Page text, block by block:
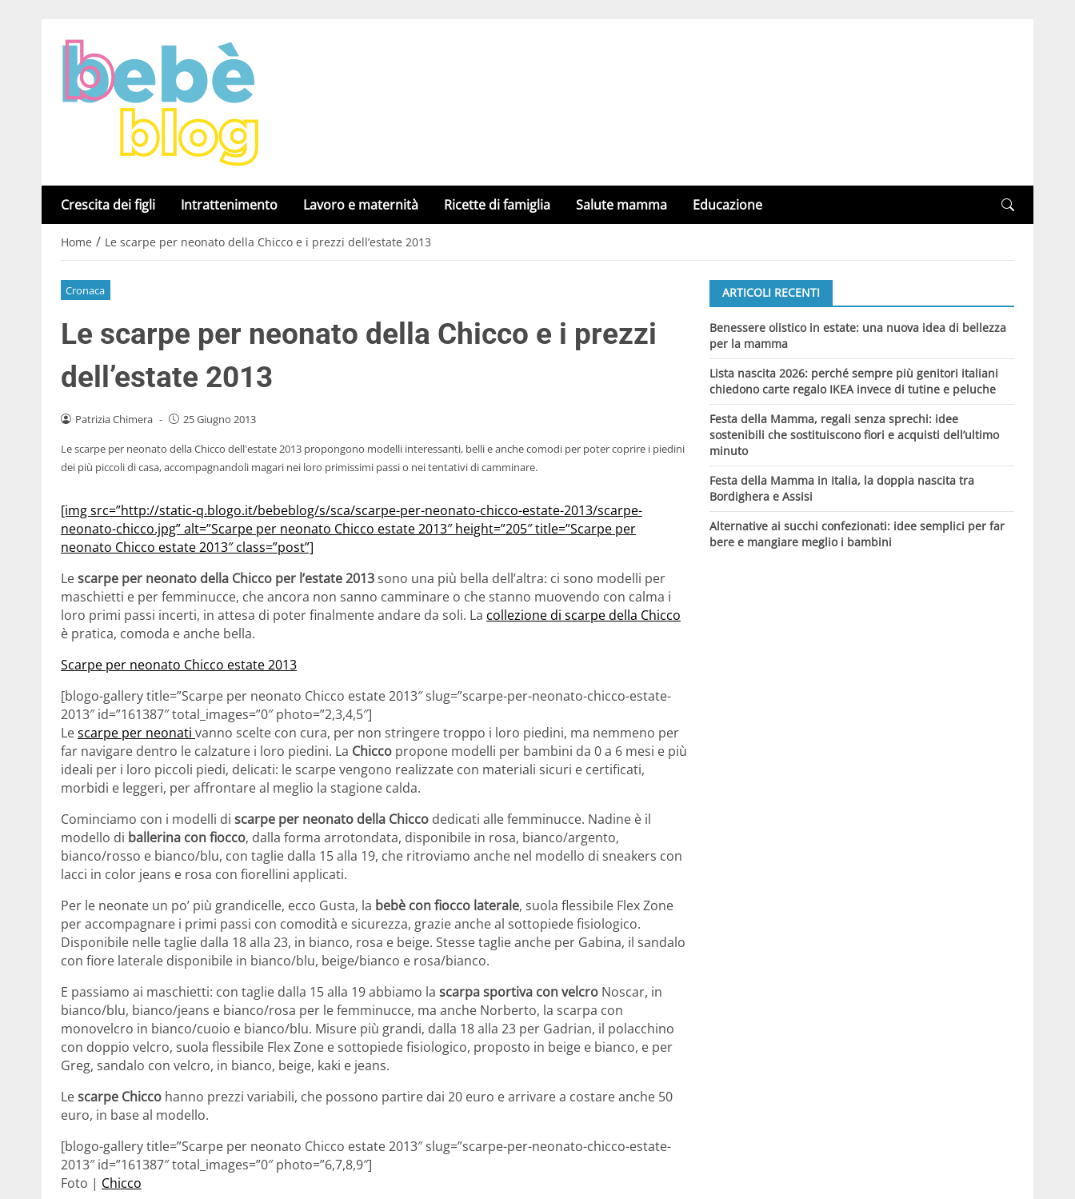
Crescita dei figli Intrattenimento Lavoro e maternità Ricette di famiglia Salute mamma Educazione
Home / Le scarpe per neonato della Chicco e i prezzi dell’estate 2013
Cronaca
Le scarpe per neonato della Chicco e i prezzi
dell’estate 2013
Patrizia Chimera - 25 Giugno 2013
Le scarpe per neonato della Chicco dell'estate 2013 propongono modelli interessanti, belli e anche comodi per poter coprire i piedini
dei più piccoli di casa, accompagnandoli magari nei loro primissimi passi o nei tentativi di camminare.
[img src=”http://static-q.blogo.it/bebeblog/s/sca/scarpe-per-neonato-chicco-estate-2013/scarpe-
neonato-chicco.jpg” alt=”Scarpe per neonato Chicco estate 2013″ height=”205″ title=”Scarpe per
neonato Chicco estate 2013″ class=”post”]
Lescarpe per neonato della Chicco per l’estate 2013sono una più bella dell’altra: ci sono modelli per
maschietti e per femminucce, che ancora non sanno camminare o che stanno muovendo con calma i
loro primi passi incerti, in attesa di poter finalmente andare da soli. La collezione di scarpe della Chicco
è pratica, comoda e anche bella.
Scarpe per neonato Chicco estate 2013
[blogo-gallery title=”Scarpe per neonato Chicco estate 2013″ slug=”scarpe-per-neonato-chicco-estate-
2013″ id=”161387″ total_images=”0″ photo=”2,3,4,5″]
Lescarpe per neonati vanno scelte con cura, per non stringere troppo i loro piedini, ma nemmeno per
far navigare dentro le calzature i loro piedini. La Chicco propone modelli per bambini da 0 a 6 mesi e più
ideali per i loro piccoli piedi, delicati: le scarpe vengono realizzate con materiali sicuri e certificati,
morbidi e leggeri, per affrontare al meglio la stagione calda.
Cominciamo con i modelli di scarpe per neonato della Chicco dedicati alle femminucce. Nadine è il
modello di ballerina con fiocco, dalla forma arrotondata, disponibile in rosa, bianco/argento,
bianco/rosso e bianco/blu, con taglie dalla 15 alla 19, che ritroviamo anche nel modello di sneakers con
lacci in color jeans e rosa con fiorellini applicati.
Per le neonate un po’ più grandicelle, ecco Gusta, la bebè con fiocco laterale, suola flessibile Flex Zone
per accompagnare i primi passi con comodità e sicurezza, grazie anche al sottopiede fisiologico.
Disponibile nelle taglie dalla 18 alla 23, in bianco, rosa e beige. Stesse taglie anche per Gabina, il sandalo
con fiore laterale disponibile in bianco/blu, beige/bianco e rosa/bianco.
E passiamo ai maschietti: con taglie dalla 15 alla 19 abbiamo la scarpa sportiva con velcro Noscar, in
bianco/blu, bianco/jeans e bianco/rosa per le femminucce, ma anche Norberto, la scarpa con
monovelcro in bianco/cuoio e bianco/blu. Misure più grandi, dalla 18 alla 23 per Gadrian, il polacchino
con doppio velcro, suola flessibile Flex Zone e sottopiede fisiologico, proposto in beige e bianco, e per
Greg, sandalo con velcro, in bianco, beige, kaki e jeans.
Lescarpe Chicco hanno prezzi variabili, che possono partire dai 20 euro e arrivare a costare anche 50
euro, in base al modello.
[blogo-gallery title=”Scarpe per neonato Chicco estate 2013″ slug=”scarpe-per-neonato-chicco-estate-
2013″ id=”161387″ total_images=”0″ photo=”6,7,8,9″]
Foto | Chicco
ARTICOLI RECENTI
Benessere olistico in estate: una nuova idea di bellezza
per la mamma
Lista nascita 2026: perché sempre più genitori italiani
chiedono carte regalo IKEA invece di tutine e peluche
Festa della Mamma, regali senza sprechi: idee
sostenibili che sostituiscono fiori e acquisti dell’ultimo
minuto
Festa della Mamma in Italia, la doppia nascita tra
Bordighera e Assisi
Alternative ai succhi confezionati: idee semplici per far
bere e mangiare meglio i bambini